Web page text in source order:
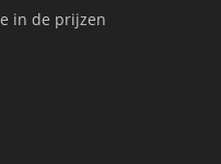
in de prijzen